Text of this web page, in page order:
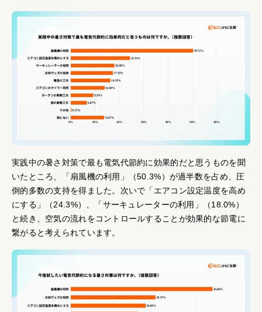
実践中の暑さ対策で最も電気代節約に効果的だと思うものを聞
いたところ、「扇風機の利用」（50.3%）が過半数を占め、圧
倒的多数の支持を得ました。次いで「エアコン設定温度を高め
にする」（24.3%）、「サーキュレーターの利用」（18.0%）
と続き、空気の流れをコントロールすることが効果的な節電に
繋がると考えられています。